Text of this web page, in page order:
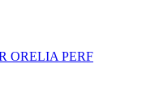
ORELIA PERF